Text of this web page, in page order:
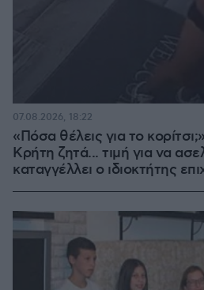
«Πόσα θέλεις για το
Κρήτη ζητά... τιμή για να
καταγγέλλει ο ιδιοκτήτης
07.08.2026, 18:22